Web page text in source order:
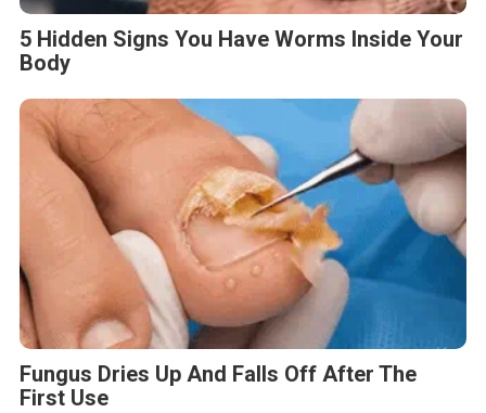
5 Hidden Signs You Have Worms Inside Your
Body
Fungus Dries Up And Falls Off After The
First Use